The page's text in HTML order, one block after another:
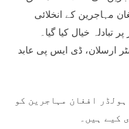
مہاجرین کے انخلائی
خیال کیا گیا۔
ارسلان، ڈی ایس پی عابد
اے سی سی ہولڈر افغان مہاجرین کو
کیے ہیں۔